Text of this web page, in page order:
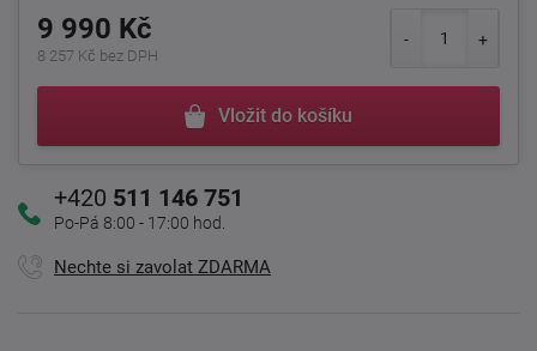
9 990 Kč
8 257 Kč bez DPH
Vložit do košíku
+420 511 146 751
Po-Pá 8:00 - 17:00 hod.
Nechte si zavolat ZDARMA